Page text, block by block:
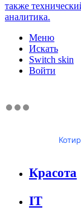
Меню
Искать
Switch skin
Войти
Красота
IT